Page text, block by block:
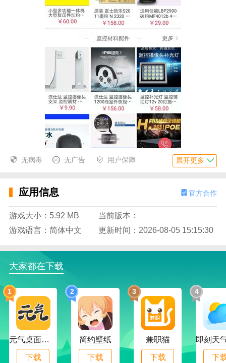
无病毒 无广告 用户保障 展开更多
应用信息 官方合作
游戏大小：5.92 MB
当前版本：
游戏语言：简体中文
更新时间：2026-08-05 15:15:30
大家都在下载
1
元气桌面下载
下载
2
简约壁纸
下载
3
兼职猫
下载
4
下